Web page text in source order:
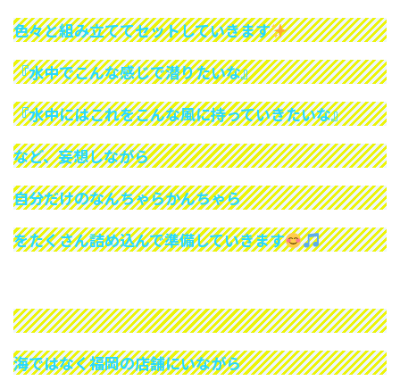
色々と組み立ててセットしていきます
『水中でこんな感じで潜りたいな』
『水中にはこれをこんな風に持っていきたいな』
など、妄想しながら
自分だけのなんちゃらかんちゃら
をたくさん詰め込んで準備していきます
海ではなく福岡の店舗にいながら